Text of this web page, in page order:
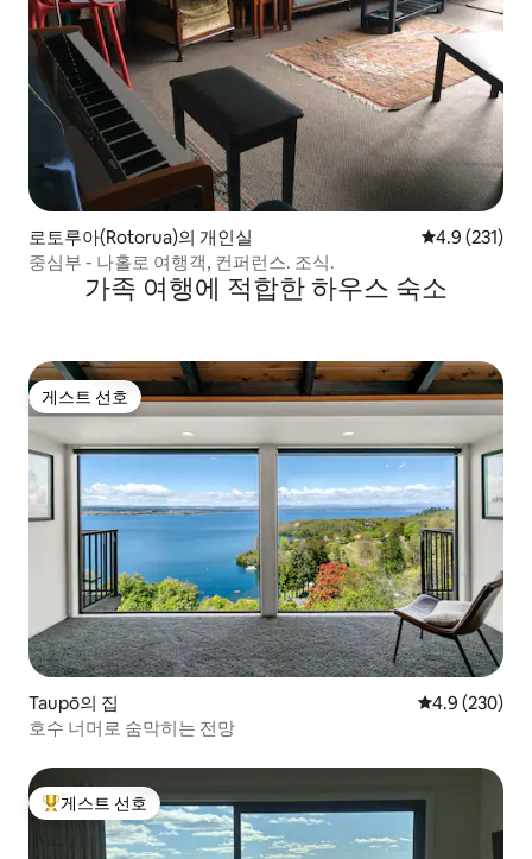
로토루아(Rotorua)의 개인실 평점 4.9점(5
4.9 (231)
중심부 - 나홀로 여행객, 컨퍼런스. 조식.
가족 여행에 적합한 하우스 숙소
게스트 선호
게스트 선호
Taupō의 집 평점 4.9점(5
4.9 (230)
호수 너머로 숨막히는 전망
상위 게스트 선호
게스트 선호